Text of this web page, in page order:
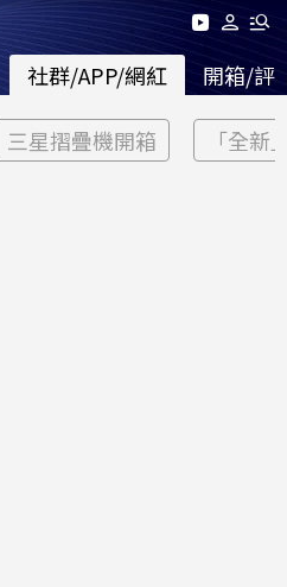
社群/APP/網紅 開箱/評
三星摺疊機開箱 「全新